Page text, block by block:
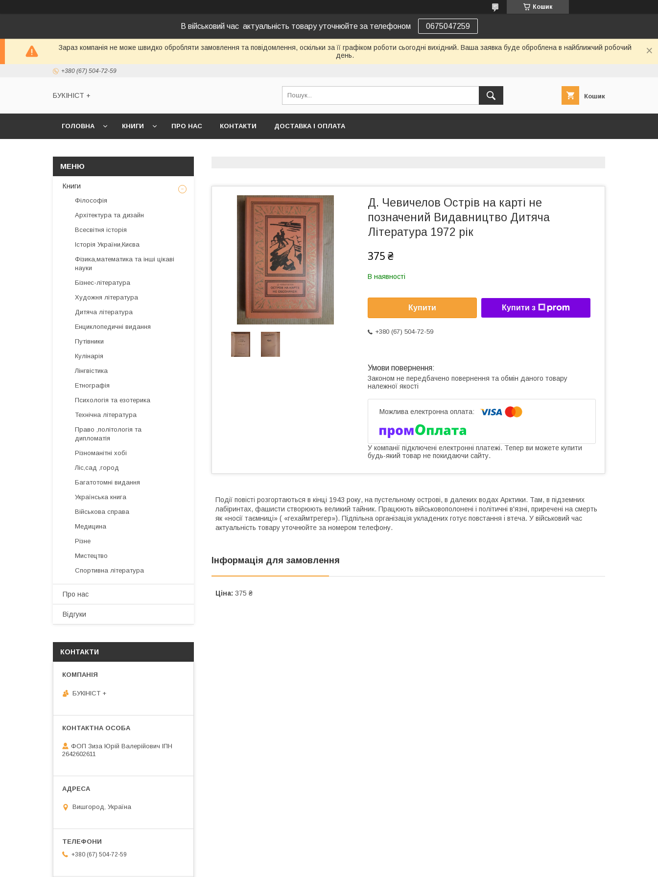
Кошик
В військовий час актуальність товару уточнюйте за телефоном 0675047259
Зараз компанія не може швидко обробляти замовлення та повідомлення, оскільки за її графіком роботи сьогодні вихідний. Ваша заявка буде оброблена в найближчий робочий
день.
+380 (67) 504-72-59
БУКІНІСТ + Кошик
ГОЛОВНА КНИГИ ПРО НАС КОНТАКТИ ДОСТАВКА І ОПЛАТА
Д. Чевичелов Острів на карті не
позначений Видавництво Дитяча
Література 1972 рік
375 ₴
В наявності
Купити Купити з
+380 (67) 504-72-59
Законом не передбачено повернення та обмін даного товару
належної якості
У компанії підключені електронні платежі. Тепер ви можете купити
будь-який товар не покидаючи сайту.
Події повісті розгортаються в кінці 1943 року, на пустельному острові, в далеких водах Арктики. Там, в підземних
лабіринтах, фашисти створюють великий тайник. Працюють військовополонені і політичні в'язні, приречені на смерть
як «носії таємниці» ( «гехаймтрегер»). Підпільна організація укладених готує повстання і втеча. У військовий час
актуальність товару уточнюйте за номером телефону.
Інформація для замовлення
Ціна: 375 ₴
Книги
Філософія
Архітектура та дизайн
Всесвітня історія
Історія України,Києва
Фізика,математика та інші цікаві
науки
Бізнес-література
Художня література
Дитяча література
Енциклопедичні видання
Путівники
Кулінарія
Лінгвістика
Етнографія
Психологія та езотерика
Технічна література
Право ,політологія та
дипломатія
Різноманітні хобі
Ліс,сад ,город
Багатотомні видання
Українська книга
Військова справа
Медицина
Різне
Мистецтво
Спортивна література
Про нас
Відгуки
КОНТАКТИ
БУКІНІСТ +
ФОП Зиза Юрій Валерійович ІПН
2642602611
Вишгород, Україна
+380 (67) 504-72-59